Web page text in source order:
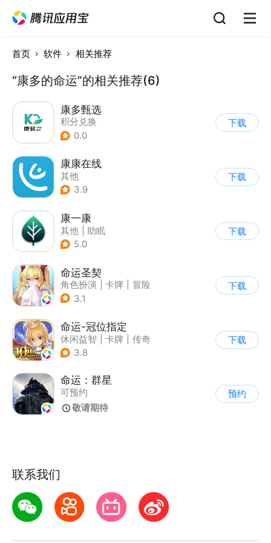
首页 软件 相关推荐
“康多的命运”的相关推荐(6)
康多甄选
积分兑换
0.0
下载
康康在线
其他
3.9
下载
康一康
其他
助眠
5.0
下载
命运圣契
角色扮演 卡牌
冒险
| 美少女
3.1
下载
命运-冠位指定
休闲益智 卡牌
传奇
| 命运
3.8
下载
命运：群星
可预约
| 第三人称射击TPS
敬请期待
预约
联系我们